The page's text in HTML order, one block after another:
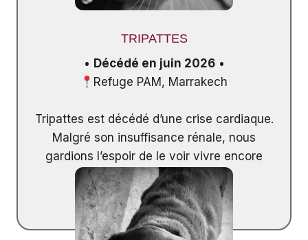
TRIPATTES
• Décédé en juin 2026•
Refuge PAM, Marrakech
Tripattes est décédé d’une crise cardiaque.
Malgré son insuffisance rénale, nous
gardions l’espoir de le voir vivre encore
longtemps…